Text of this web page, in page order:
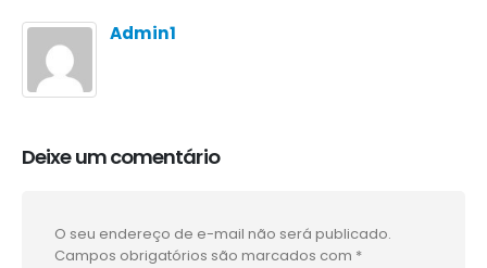
Admin1
Deixe um comentário
O seu endereço de e-mail não será publicado.
Campos obrigatórios são marcados com *